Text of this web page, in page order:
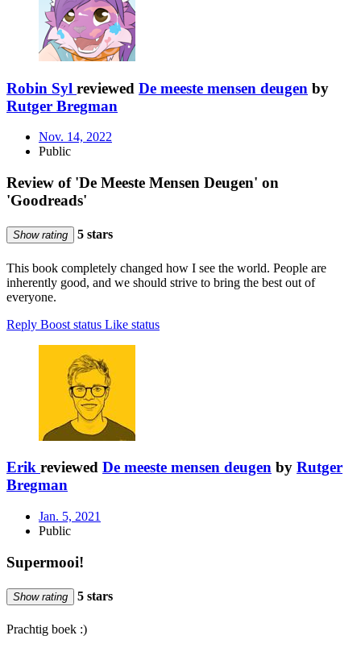
Robin Syl reviewed De meeste mensen deugen by
Rutger Bregman
Nov. 14, 2022
Public
Review of 'De Meeste Mensen Deugen' on
'Goodreads'
Show rating 5 stars
This book completely changed how I see the world. People are
inherently good, and we should strive to bring the best out of
everyone.
Reply Boost status Like status
Erik reviewed De meeste mensen deugen by Rutger
Bregman
Jan. 5, 2021
Public
Supermooi!
Show rating 5 stars
Prachtig boek :)